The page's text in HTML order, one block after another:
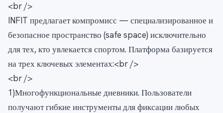
<br />
INFIT предлагает компромисс — специализированное и
безопасное пространство (safe space) исключительно
для тех, кто увлекается спортом. Платформа базируется
на трех ключевых элементах:<br />
<br />
1)Многофункциональные дневники. Пользователи
получают гибкие инструменты для фиксации любых